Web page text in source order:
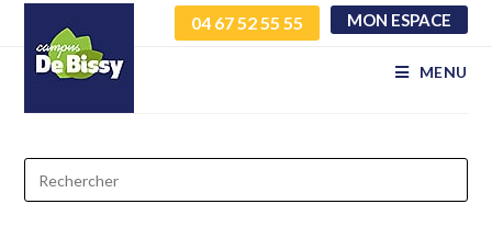
04 67 52 55 55 MON ESPACE
MENU
ppniueydyu gulgduuswe